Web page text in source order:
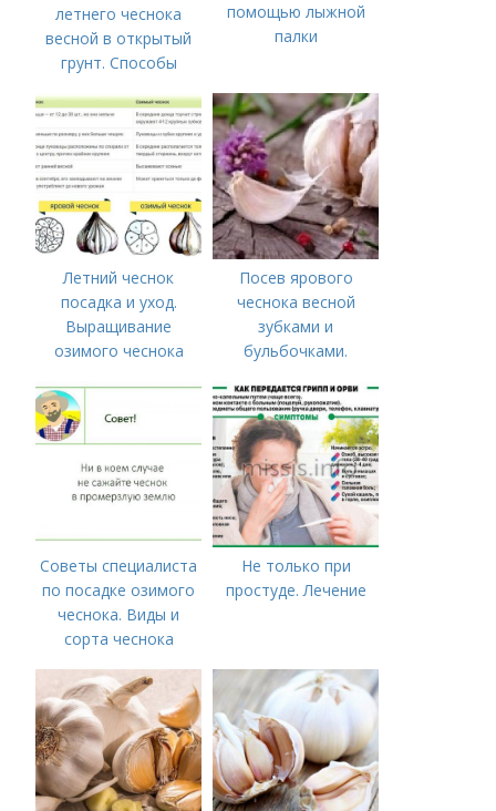
летнего чеснока
весной в открытый
грунт. Способы
помощью лыжной
палки
Летний чеснок
посадка и уход.
Выращивание
озимого чеснока
Посев ярового
чеснока весной
зубками и
бульбочками.
посадки озимого
чеснока
Советы специалиста
по посадке озимого
чеснока. Виды и
сорта чеснока
Не только при
простуде. Лечение